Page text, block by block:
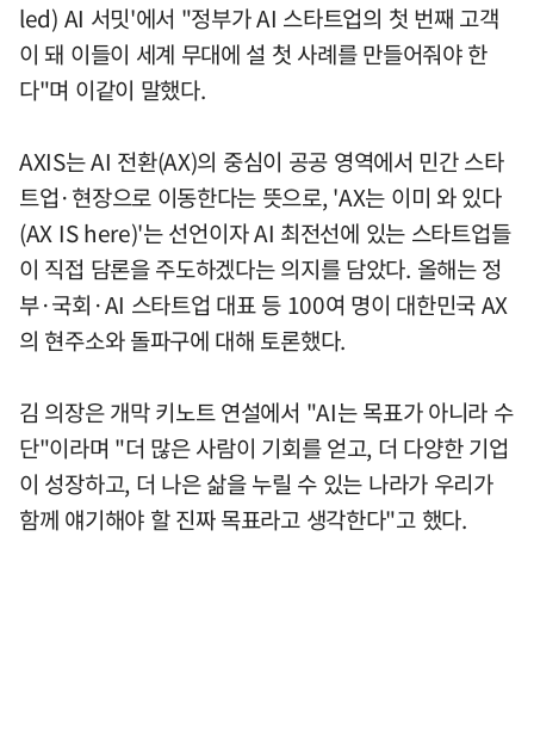
led) AI 서밋'에서 "정부가 AI 스타트업의 첫 번째 고객
이 돼 이들이 세계 무대에 설 첫 사례를 만들어줘야 한
다"며 이같이 말했다.
AXIS는 AI 전환(AX)의 중심이 공공 영역에서 민간 스타
트업·현장으로 이동한다는 뜻으로, 'AX는 이미 와 있다
(AX IS here)'는 선언이자 AI 최전선에 있는 스타트업들
이 직접 담론을 주도하겠다는 의지를 담았다. 올해는 정
부·국회·AI 스타트업 대표 등 100여 명이 대한민국 AX
의 현주소와 돌파구에 대해 토론했다.
김 의장은 개막 키노트 연설에서 "AI는 목표가 아니라 수
단"이라며 "더 많은 사람이 기회를 얻고, 더 다양한 기업
이 성장하고, 더 나은 삶을 누릴 수 있는 나라가 우리가
함께 얘기해야 할 진짜 목표라고 생각한다"고 했다.